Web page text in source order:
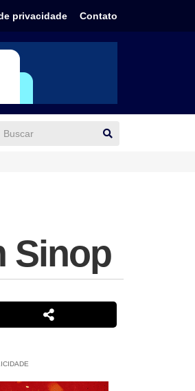
privacidade Contato
Sinop